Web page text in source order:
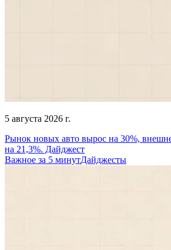
5 августа 2026 г.
Рынок новых авто вырос на 30%,
на 21,3%. Дайджест
Важное за 5 минутДайджесты